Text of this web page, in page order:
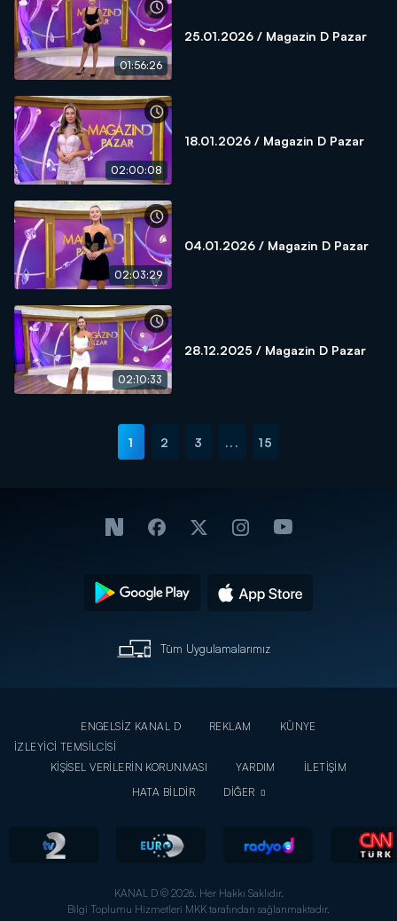
01:56:26
25.01.2026 / Magazin D Pazar
02:00:08
18.01.2026 / Magazin D Pazar
02:03:29
04.01.2026 / Magazin D Pazar
02:10:33
28.12.2025 / Magazin D Pazar
1 2 3 ... 15
Tüm Uygulamalarımız
ENGELSİZ KANAL D REKLAM
KÜNYE
İZLEYİCİ TEMSİLCİSİ
KİŞİSEL VERİLERİN KORUNMASI
YARDIM
İLETİŞİM
HATA BİLDİR
DİĞER
KANAL D © 2026. Her Hakkı Saklıdır.
Bilgi Toplumu Hizmetleri MKK tarafından sağlanmaktadır.